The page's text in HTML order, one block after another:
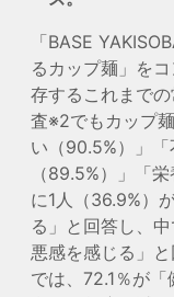
「BASE
るカップ麺」を
存するこれまで
査※2でもカップ
い（90.5%）」
（89.5%）」「
に1人（36.9%）
る」と回答し、
悪感を感じる」
では、72.1％が